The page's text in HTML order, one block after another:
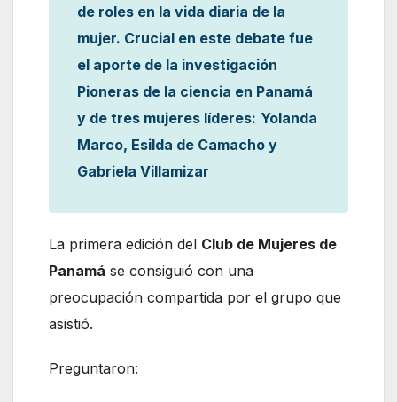
de roles en la vida diaria de la
mujer. Crucial en este debate fue
el aporte de la investigación
Pioneras de la ciencia en Panamá
y de tres mujeres líderes: Yolanda
Marco, Esilda de Camacho y
Gabriela Villamizar
La primera edición del Club de Mujeres de
Panamá se consiguió con una
preocupación compartida por el grupo que
asistió.
Preguntaron: